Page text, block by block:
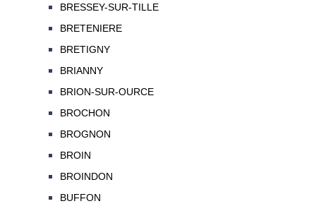
BRESSEY-SUR-TILLE
BRETENIERE
BRETIGNY
BRIANNY
BRION-SUR-OURCE
BROCHON
BROGNON
BROIN
BROINDON
BUFFON